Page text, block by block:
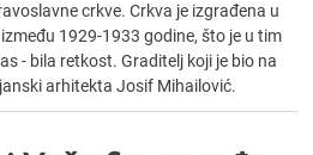
crkve. Crkva je izgrađena u
1929-1933 godine, što je u tim
- bila retkost. Graditelj koji je bio na
arhitekta Josif Mihailović.